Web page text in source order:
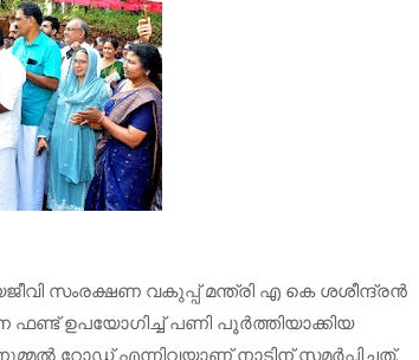
സംരക്ഷണ വകുപ്പ് മന്ത്രി എ കെ ശശീന്ദ്രൻ
ഉപയോഗിച്ച് പണി പൂർത്തിയാക്കിയ
റോഡ് എന്നിവയാണ് നാടിന് സമർപ്പിച്ചത്.